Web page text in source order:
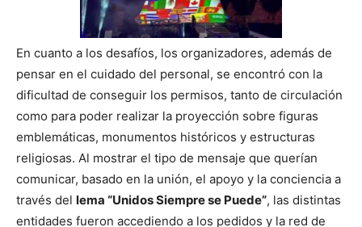
En cuanto a los desafíos, los organizadores, además de
pensar en el cuidado del personal, se encontró con la
dificultad de conseguir los permisos, tanto de circulación
como para poder realizar la proyección sobre figuras
emblemáticas, monumentos históricos y estructuras
religiosas. Al mostrar el tipo de mensaje que querían
comunicar, basado en la unión, el apoyo y la conciencia a
través del lema “Unidos Siempre se Puede”, las distintas
entidades fueron accediendo a los pedidos y la red de